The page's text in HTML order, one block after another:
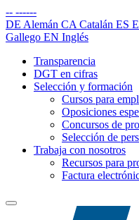
-- ------
DE Alemán CA Catalán ES
Gallego EN Inglés
Transparencia
DGT en cifras
Selección y formación
Cursos para
Oposiciones
Concursos de
Selección de
Trabaja con nosotros
Recursos para
Factura